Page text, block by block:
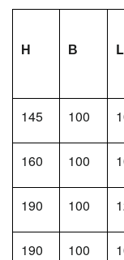
Н В L
145 100
160 100
190 100
190 100